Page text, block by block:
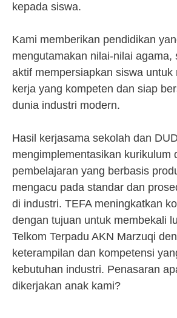
kepada siswa.
Kami memberikan pendidikan
mengutamakan nilai-nilai agama,
aktif mempersiapkan siswa untuk
kerja yang kompeten dan siap
dunia industri modern.
Hasil kerjasama sekolah dan
mengimplementasikan kurikulum
pembelajaran yang berbasis
mengacu pada standar dan
di industri. TEFA meningkatkan
dengan tujuan untuk membekali
Telkom Terpadu AKN Marzuqi
keterampilan dan kompetensi
kebutuhan industri. Penasaran
dikerjakan anak kami?